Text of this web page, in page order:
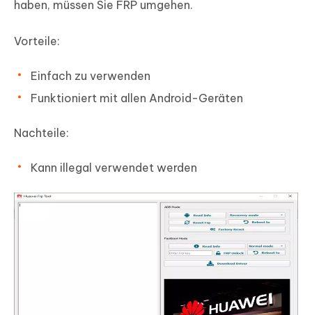
haben, müssen Sie FRP umgehen.
Vorteile:
Einfach zu verwenden
Funktioniert mit allen Android-Geräten
Nachteile:
Kann illegal verwendet werden